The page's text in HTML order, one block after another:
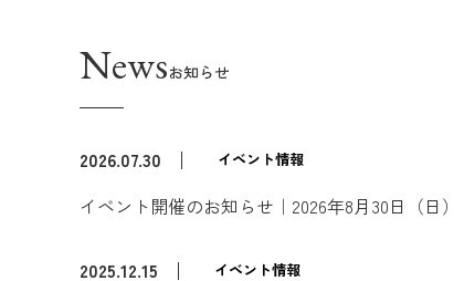
Newsお知らせ
2026.07.30 イベント情報
イベント開催のお知らせ｜2026年8月30日（日
2025.12.15 イベント情報